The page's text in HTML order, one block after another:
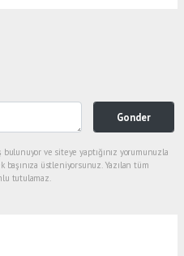
Gonder
bulunuyor ve siteye yaptığınız yorumunuzla
üstleniyorsunuz. Yazılan tüm
tutulamaz.